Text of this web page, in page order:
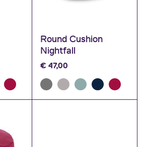
Round Cushion
Nightfall
€ 47,00